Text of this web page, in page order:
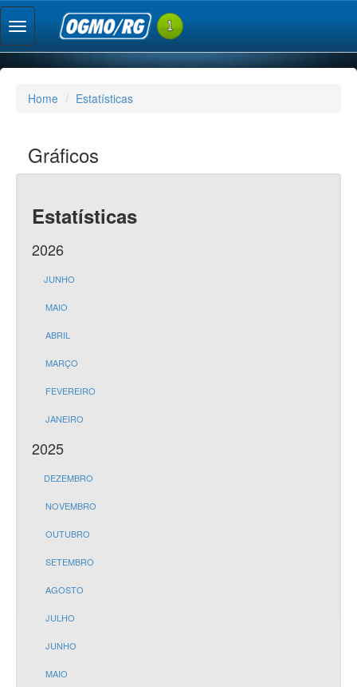
Home Estatísticas
Gráficos
Estatísticas
2026
JUNHO
MAIO
ABRIL
MARÇO
FEVEREIRO
JANEIRO
2025
DEZEMBRO
NOVEMBRO
OUTUBRO
SETEMBRO
AGOSTO
JULHO
JUNHO
MAIO